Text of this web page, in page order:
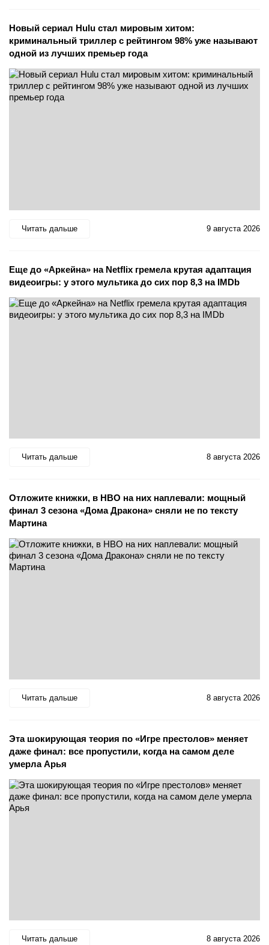
Новый сериал Hulu стал мировым хитом:
криминальный триллер с рейтингом 98% уже называют
одной из лучших премьер года
Читать дальше 9 августа 2026
Еще до «Аркейна» на Netflix гремела крутая адаптация
видеоигры: у этого мультика до сих пор 8,3 на IMDb
Читать дальше 8 августа 2026
Отложите книжки, в HBO на них наплевали: мощный
финал 3 сезона «Дома Дракона» сняли не по тексту
Мартина
Читать дальше 8 августа 2026
Эта шокирующая теория по «Игре престолов» меняет
даже финал: все пропустили, когда на самом деле
умерла Арья
Читать дальше 8 августа 2026